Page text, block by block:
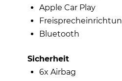
Apple Car Play
Bluetooth
Sicherheit
6x Airbag